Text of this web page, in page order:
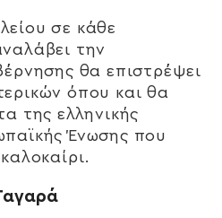
σε κάθε
την
θα επιστρέψει
όπου και θα
της ελληνικής
Ένωσης που